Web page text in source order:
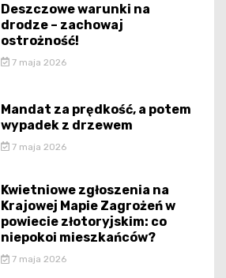
Deszczowe warunki na
drodze – zachowaj
ostrożność!
7 maja 2026
Mandat za prędkość, a potem
wypadek z drzewem
7 maja 2026
Kwietniowe zgłoszenia na
Krajowej Mapie Zagrożeń w
powiecie złotoryjskim: co
niepokoi mieszkańców?
7 maja 2026